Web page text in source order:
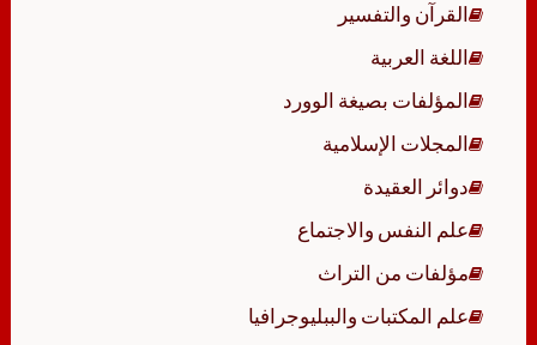
القرآن والتفسير
اللغة العربية
المؤلفات بصيغة الوورد
المجلات الإسلامية
دوائر العقيدة
علم النفس والاجتماع
مؤلفات من التراث
علم المكتبات والببليوجرافيا